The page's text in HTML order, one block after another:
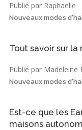
Publié par Raphaelle
Nouveaux modes
Tout savoir sur
Publié par Madeleine
Nouveaux modes
Est-ce que les
maisons